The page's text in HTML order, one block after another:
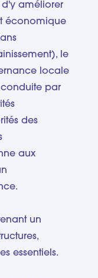
d'y améliorer
économique
le
locale
par
des
aux
un
essentiels.